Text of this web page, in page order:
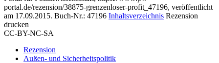
portal.de/rezension/38875-grenzenloser-profit_47196, veröffentlicht
am 17.09.2015. Buch-Nr.: 47196 Inhaltsverzeichnis Rezension
drucken
CC-BY-NC-SA
Rezension
Außen- und Sicherheitspolitik